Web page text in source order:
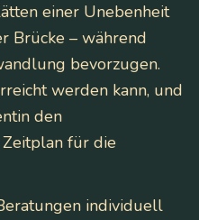
einer Unebenheit
Brücke – während
bevorzugen.
werden kann, und
den
für die
individuell